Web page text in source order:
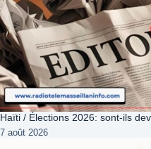
Haïti / Élections 2026: sont-ils
7 août 2026